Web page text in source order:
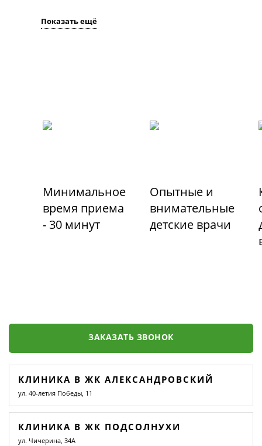
Показать ещё
Минимальное
время приема
- 30 минут
Опытные и
внимательные
детские врачи
ЗАКАЗАТЬ ЗВОНОК
КЛИНИКА В ЖК АЛЕКСАНДРОВСКИЙ
ул. 40-летия Победы, 11
КЛИНИКА В ЖК ПОДСОЛНУХИ
ул. Чичерина, 34А